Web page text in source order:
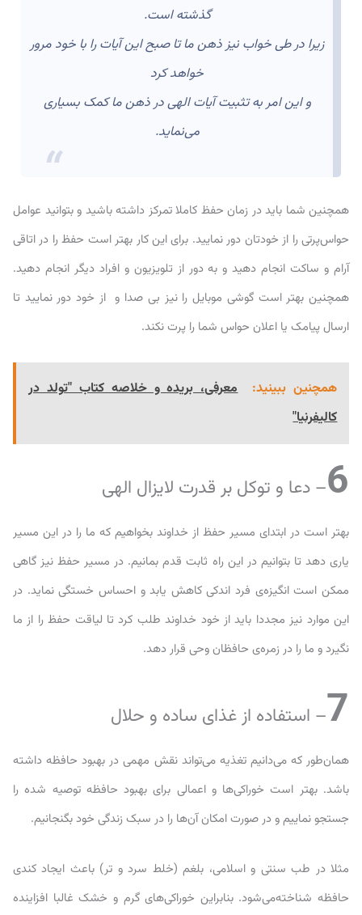
گذشته است.
زیرا در طی خواب نیز ذهن ما تا صبح این آیات را با خود مرور
خواهد کرد
و این امر به تثبیت آیات الهی در ذهن ما کمک بسیاری
می‌نماید.
همچنین شما باید در زمان حفظ کاملا تمرکز داشته باشید و بتوانید عوامل
حواس‌پرتی را از خودتان دور نمایید. برای این کار بهتر است حفظ را در اتاقی
آرام و ساکت انجام دهید و به دور از تلویزیون و افراد دیگر انجام دهید.
همچنین بهتر است گوشی موبایل را نیز بی صدا و از خود دور نمایید تا
ارسال پیامک یا اعلان حواس شما را پرت نکند.
همچنین ببینید:
معرفی، بریده و خلاصه کتاب "تولد در
کالیفرنیا"
6– دعا و توکل بر قدرت لایزال الهی
بهتر است در ابتدای مسیر حفظ از خداوند بخواهیم که ما را در این مسیر
یاری دهد تا بتوانیم در این راه ثابت قدم بمانیم. در مسیر حفظ نیز گاهی
ممکن است انگیزه‌ی فرد اندکی کاهش یابد و احساس خستگی نماید. در
این موارد نیز مجددا باید از خود خداوند طلب کرد تا لیاقت حفظ را از ما
نگیرد و ما را در زمره‌ی حافظان وحی قرار دهد.
7– استفاده از غذای ساده و حلال
همان‌طور که می‌دانیم تغذیه می‌تواند نقش مهمی در بهبود حافظه داشته
باشد. بهتر است خوراکی‌ها و اعمالی برای بهبود حافظه توصیه شده را
جستجو نماییم و در صورت امکان آن‌ها را در سبک زندگی خود بگنجانیم.
مثلا در طب سنتی و اسلامی، بلغم (خلط سرد و تر) باعث ایجاد کندی
حافظه شناخته‌می‌شود. بنابراین خوراکی‌های گرم و خشک غالبا افزاینده